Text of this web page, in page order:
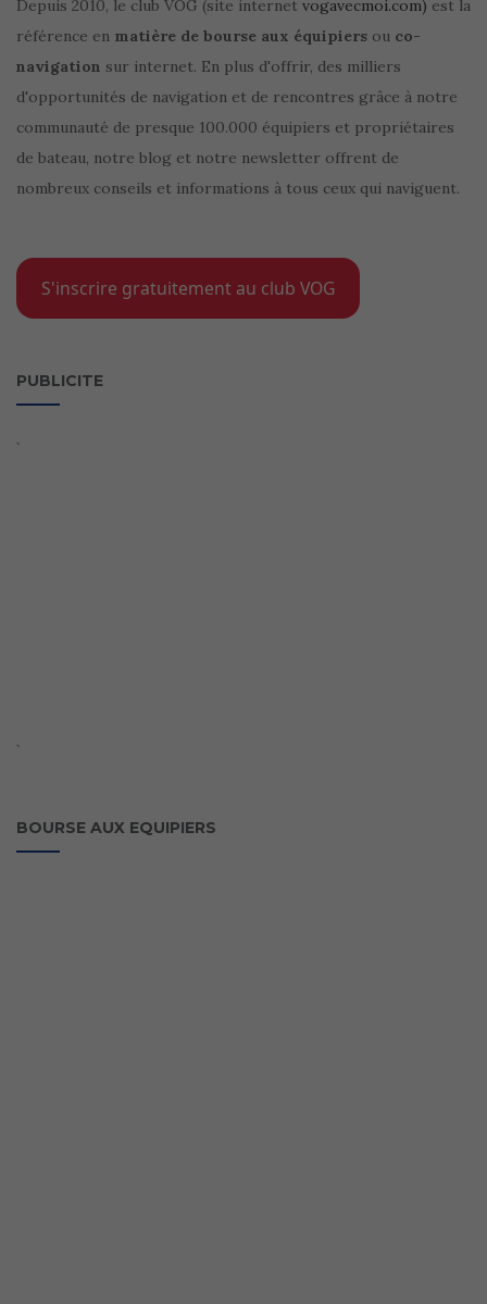
Depuis 2010, le club VOG (site internet vogavecmoi.com) est la
référence en matière de bourse aux équipiers ou co-
navigation sur internet. En plus d'offrir, des milliers
d'opportunités de navigation et de rencontres grâce à notre
communauté de presque 100.000 équipiers et propriétaires
de bateau, notre blog et notre newsletter offrent de
nombreux conseils et informations à tous ceux qui naviguent.
S'inscrire gratuitement au club VOG
PUBLICITE
`
`
BOURSE AUX EQUIPIERS